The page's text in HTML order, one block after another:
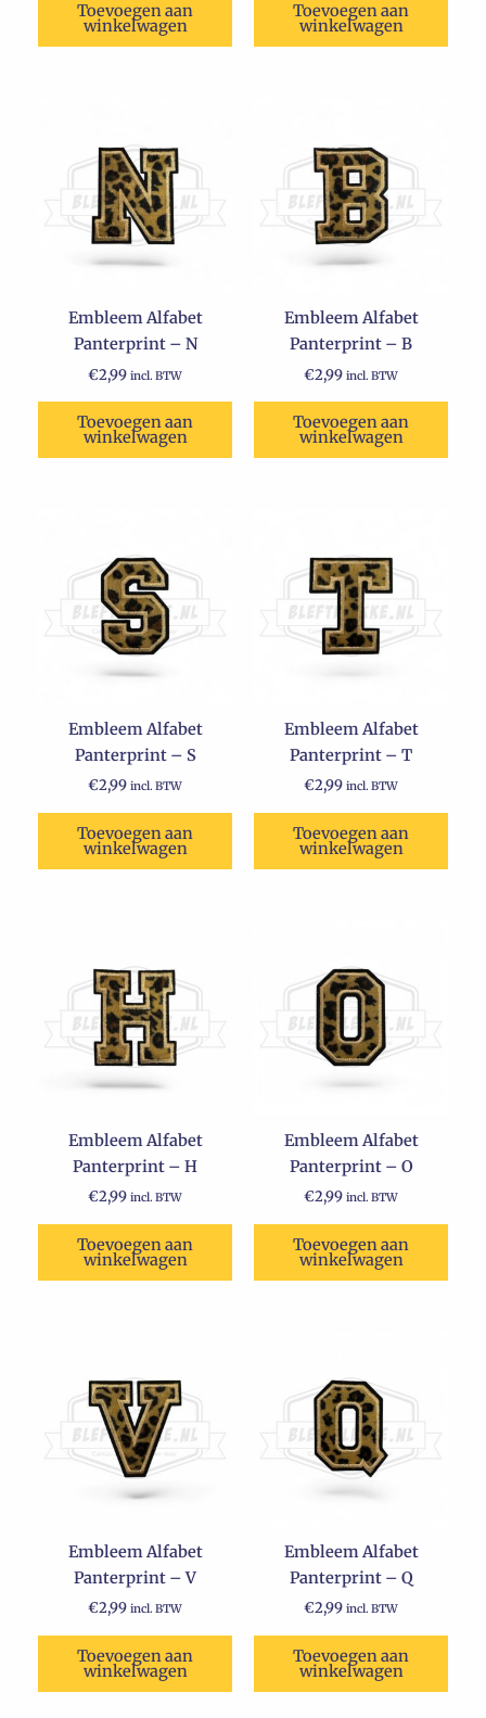
Toevoegen aan
winkelwagen
Toevoegen aan
winkelwagen
Embleem Alfabet
Panterprint – N
€2,99 incl. BTW
Toevoegen aan
winkelwagen
Embleem Alfabet
Panterprint – B
€2,99 incl. BTW
Toevoegen aan
winkelwagen
Embleem Alfabet
Panterprint – S
€2,99 incl. BTW
Toevoegen aan
winkelwagen
Embleem Alfabet
Panterprint – T
€2,99 incl. BTW
Toevoegen aan
winkelwagen
Embleem Alfabet
Panterprint – H
€2,99 incl. BTW
Toevoegen aan
winkelwagen
Embleem Alfabet
Panterprint – O
€2,99 incl. BTW
Toevoegen aan
winkelwagen
Embleem Alfabet
Panterprint – V
€2,99 incl. BTW
Toevoegen aan
winkelwagen
Embleem Alfabet
Panterprint – Q
€2,99 incl. BTW
Toevoegen aan
winkelwagen